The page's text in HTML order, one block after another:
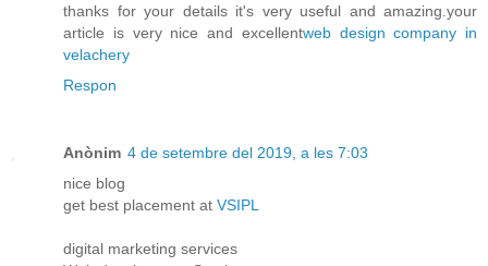
thanks for your details it's very useful and amazing.your
article is very nice and excellentweb design company in
velachery
Respon
Anònim 4 de setembre del 2019, a les 7:03
nice blog
get best placement at VSIPL
digital marketing services